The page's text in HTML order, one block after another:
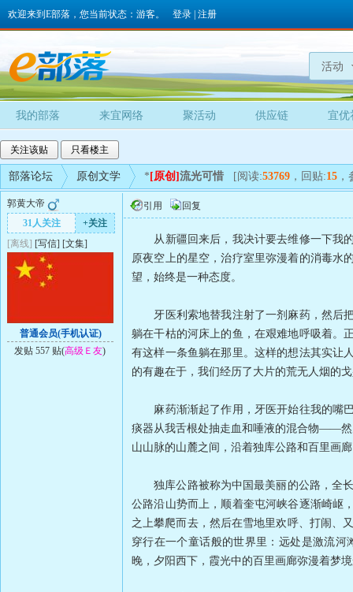
欢迎来到E部落，您当前状态：游客。 登录 注册
活动
我的部落 来宜网络 聚活动 供应链 宜优
关注该贴 只看楼主
部落论坛 原创文学 * [原创] 流光可惜 [阅读:53769 ，回贴:15
郭黄大帝
31人关注
+关注
[离线] [写信] [文集]
普通会员(手机认证)
发贴 557 贴(高级Ｅ友)
引用 回复
从新疆回来后，我决计要去维修一下我的
原夜空上的星空，治疗室里弥漫着的消毒
望，始终是一种态度。
牙医利索地替我注射了一剂麻药，然后把
躺在干枯的河床上的鱼，在艰难地呼吸着。
有这样一条鱼躺在那里。这样的想法其实
的有趣在于，我们经历了大片的荒无人烟的
麻药渐渐起了作用，牙医开始往我的嘴巴
痰器从我舌根处抽走血和唾液的混合物——然
山山脉的山麓之间，沿着独库公路和百里画
独库公路被称为中国最美丽的公路，全长
公路沿山势而上，顺着奎屯河峡谷逐渐崎岖
之上攀爬而去，然后在雪地里欢呼、打闹、
穿行在一个童话般的世界里：远处是激流
晚，夕阳西下，霞光中的百里画廊弥漫着梦